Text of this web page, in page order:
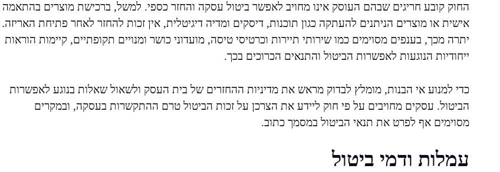
החוק קובע חריגים שבהם העוסק אינו מחויב לאפשר ביטול עסקה והחזר כספי. למשל, ברכישת מוצרים בהתאמה
אישית או מוצרים הניתנים להעתקה כגון תוכנות, דיסקים ומדיה דיגיטלית, אין זכות להחזר לאחר פתיחת האריזה.
יתרה מכך, בענפים מסוימים כמו שירותי תיירות וכרטיסי טיסה, מועדוני כושר ומנויים תקופתיים, קיימות הוראות
ייחודיות הנוגעות לאפשרות הביטול והתנאים הכרוכים בכך.
כדי למנוע אי הבנות, מומלץ לבדוק מראש את מדיניות ההחזרים של בית העסק ולשאול שאלות בנוגע לאפשרות
הביטול. עסקים מחויבים על פי חוק ליידע את הצרכן על זכות הביטול טרם ההתקשרות בעסקה, ובמקרים
מסוימים אף לפרט את תנאי הביטול במסמך כתוב.
עמלות ודמי ביטול